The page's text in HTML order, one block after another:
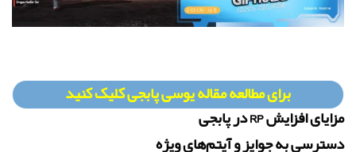
برای مطالعه مقاله یوسی پابجی کلیک کنید
مزایای افزایش RP در پابجی
دسترسی به جوایز و آیتم‌های ویژه